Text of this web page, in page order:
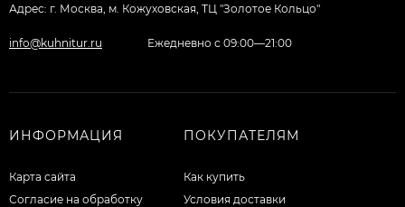
Адрес: г. Москва, м. Кожуховская, ТЦ "Золотое Кольцо"
info@kuhnitur.ru Ежедневно с 09:00—21:00
ИНФОРМАЦИЯ
Карта сайта
Согласие на обработку
ПОКУПАТЕЛЯМ
Как купить
Условия доставки